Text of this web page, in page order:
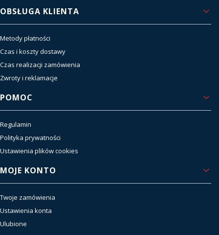
OBSŁUGA KLIENTA
Metody płatności
Czas i koszty dostawy
Czas realizacji zamówienia
Zwroty i reklamacje
POMOC
Regulamin
Polityka prywatności
Ustawienia plików cookies
MOJE KONTO
Twoje zamówienia
Ustawienia konta
Ulubione